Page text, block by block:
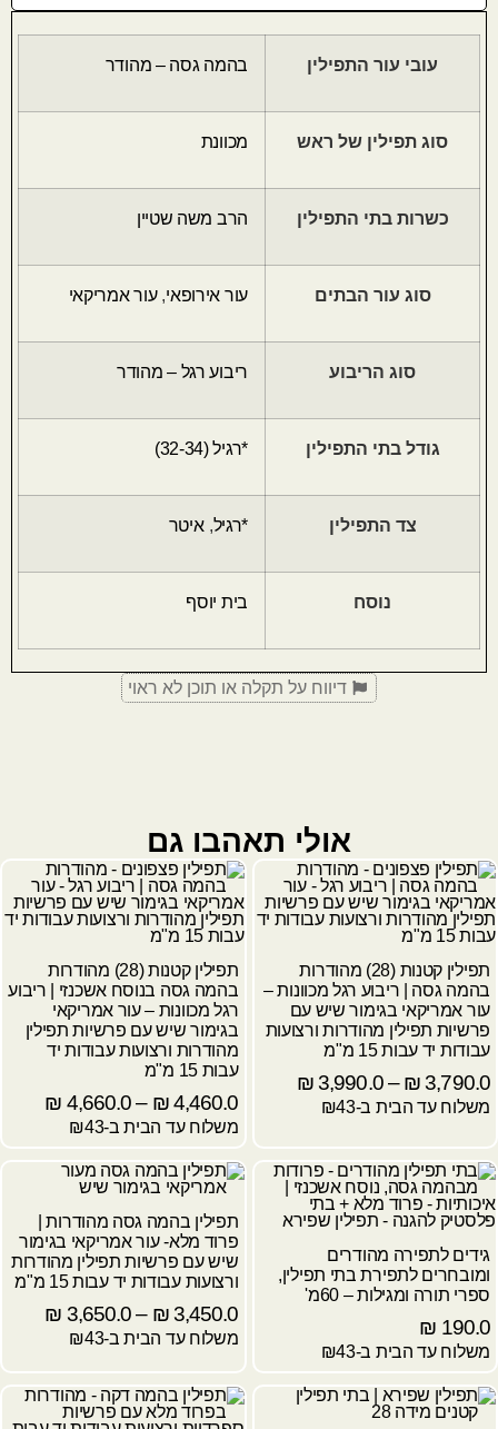
עובי עור התפילין בהמה גסה – מהודר
סוג תפילין של ראש מכוונת
כשרות בתי התפילין הרב משה שטיין
סוג עור הבתים עור אירופאי,עור אמריקאי
סוג הריבוע ריבוע רגל – מהודר
גודל בתי התפילין *רגיל (32-34)
צד התפילין *רגיל,איטר
נוסח בית יוסף
דיווח על תקלה או תוכן לא ראוי
אולי תאהבו גם
תפילין קטנות (28) מהודרות
בהמה גסה | ריבוע רגל מכוונות –
עור אמריקאי בגימור שיש עם
פרשיות תפילין מהודרות ורצועות
עבודות יד עבות 15 מ"מ
3,790.0
₪
–
3,990.0
₪
משלוח עד הבית ב-₪43
תפילין קטנות (28) מהודרות
בהמה גסה בנוסח אשכנזי | ריבוע
רגל מכוונות – עור אמריקאי
בגימור שיש עם פרשיות תפילין
מהודרות ורצועות עבודות יד
עבות 15 מ"מ
4,460.0
₪
–
4,660.0
₪
משלוח עד הבית ב-₪43
גידים לתפירה מהודרים
ומובחרים לתפירת בתי תפילין,
ספרי תורה ומגילות – 60מ'
190.0
₪
משלוח עד הבית ב-₪43
תפילין בהמה גסה מהודרות |
פרוד מלא- עור אמריקאי בגימור
שיש עם פרשיות תפילין מהודרות
ורצועות עבודות יד עבות 15 מ"מ
3,450.0
₪
–
3,650.0
₪
משלוח עד הבית ב-₪43